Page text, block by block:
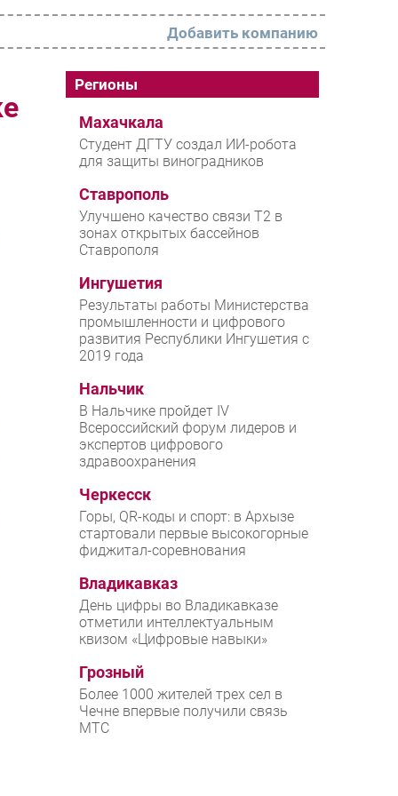
РАЗДЕЛЫ
Новости
Аналитика
Мероприятия
Проекты
IT класс
Тестовый стенд
Каталог компаний
Добавить компанию
Регионы
Махачкала
Студент ДГТУ создал ИИ-робота
для защиты виноградников
Ставрополь
Улучшено качество связи T2 в
зонах открытых бассейнов
Ставрополя
Ингушетия
Результаты работы Министерства
промышленности и цифрового
развития Республики Ингушетия с
2019 года
Нальчик
В Нальчике пройдет IV
Всероссийский форум лидеров и
экспертов цифрового
здравоохранения
Черкесск
Горы, QR-коды и спорт: в Архызе
стартовали первые высокогорные
фиджитал-соревнования
Владикавказ
День цифры во Владикавказе
отметили интеллектуальным
квизом «Цифровые навыки»
Грозный
Более 1000 жителей трех сел в
Чечне впервые получили связь
МТС